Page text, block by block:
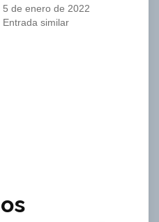
5 de enero de 2022
Entrada similar